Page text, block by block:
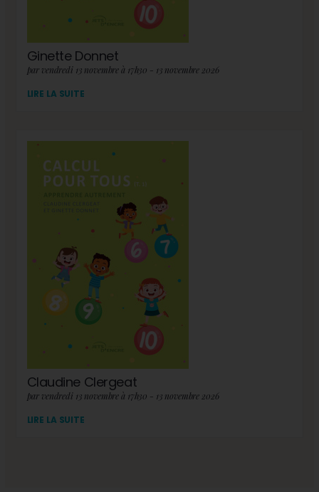
Ginette Donnet
par vendredi 13 novembre à 17h30 - 13 novembre 2026
LIRE LA SUITE
Claudine Clergeat
par vendredi 13 novembre à 17h30 - 13 novembre 2026
LIRE LA SUITE